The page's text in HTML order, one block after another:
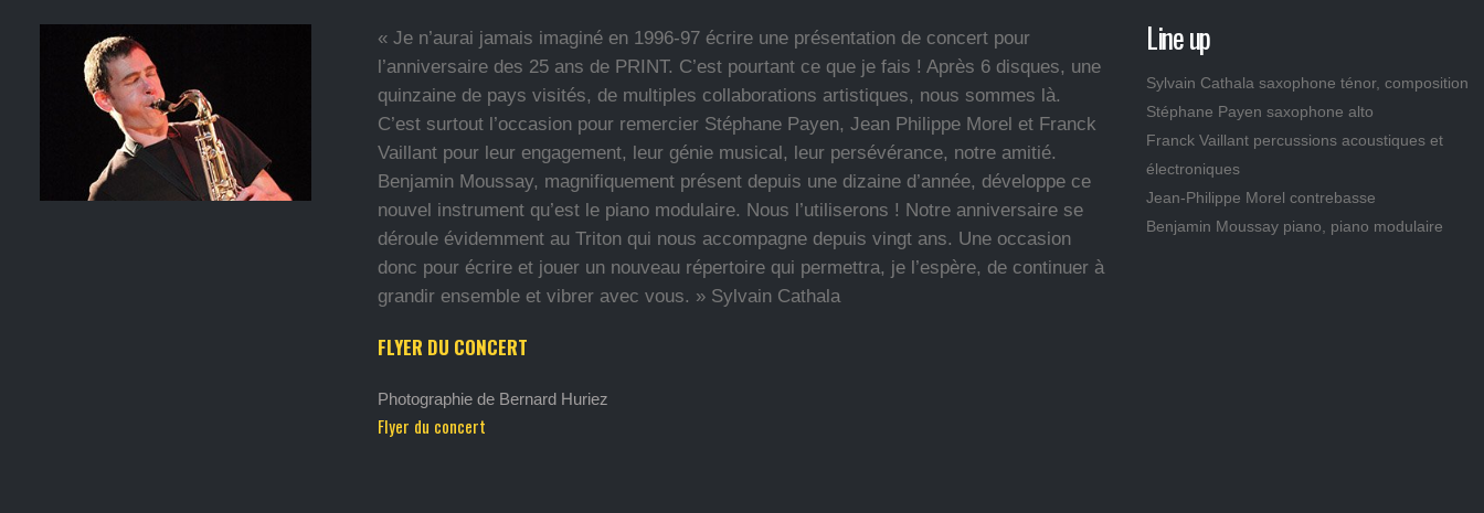
« Je n’aurai jamais imaginé en 1996-97 écrire une présentation de concert pour
l’anniversaire des 25 ans de PRINT. C’est pourtant ce que je fais ! Après 6 disques, une
quinzaine de pays visités, de multiples collaborations artistiques, nous sommes là.
C’est surtout l’occasion pour remercier Stéphane Payen, Jean Philippe Morel et Franck
Vaillant pour leur engagement, leur génie musical, leur persévérance, notre amitié.
Benjamin Moussay, magnifiquement présent depuis une dizaine d’année, développe ce
nouvel instrument qu’est le piano modulaire. Nous l’utiliserons ! Notre anniversaire se
déroule évidemment au Triton qui nous accompagne depuis vingt ans. Une occasion
donc pour écrire et jouer un nouveau répertoire qui permettra, je l’espère, de continuer à
grandir ensemble et vibrer avec vous. » Sylvain Cathala
FLYER DU CONCERT
Photographie de Bernard Huriez
Flyer du concert
Line up
Sylvain Cathala saxophone ténor, composition
Stéphane Payen saxophone alto
Franck Vaillant percussions acoustiques et
électroniques
Jean-Philippe Morel contrebasse
Benjamin Moussay piano, piano modulaire